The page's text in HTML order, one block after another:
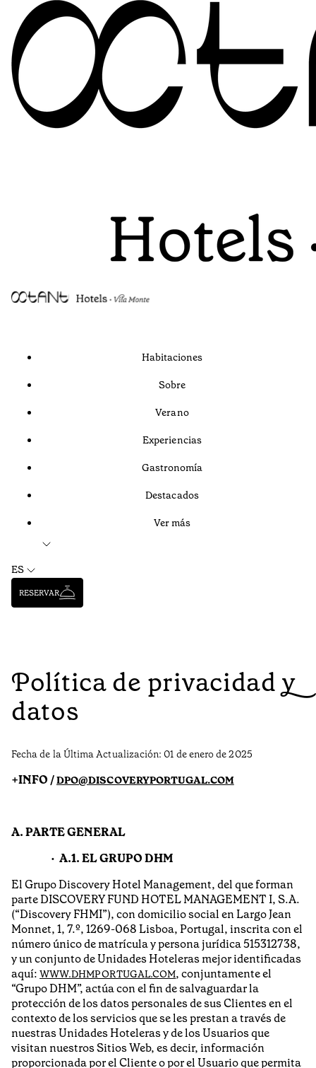
Habitaciones
Sobre
Verano
Experiencias
Gastronomía
Destacados
Ver más
ES
RESERVAR
Política de privacidad y
datos
Fecha de la Última Actualización: 01 de enero de 2025
+INFO /DPO@DISCOVERYPORTUGAL.COM
A. PARTE GENERAL
A.1. EL GRUPO DHM
El Grupo Discovery Hotel Management, del que forman
parte DISCOVERY FUND HOTEL MANAGEMENT I, S.A.
(“Discovery FHMI”), con domicilio social en Largo Jean
Monnet, 1, 7.º, 1269-068 Lisboa, Portugal, inscrita con el
número único de matrícula y persona jurídica 515312738,
y un conjunto de Unidades Hoteleras mejor identificadas
aquí: WWW.DHMPORTUGAL.COM, conjuntamente el
“Grupo DHM”, actúa con el fin de salvaguardar la
protección de los datos personales de sus Clientes en el
contexto de los servicios que se les prestan a través de
nuestras Unidades Hoteleras y de los Usuarios que
visitan nuestros Sitios Web, es decir, información
proporcionada por el Cliente o por el Usuario que permita